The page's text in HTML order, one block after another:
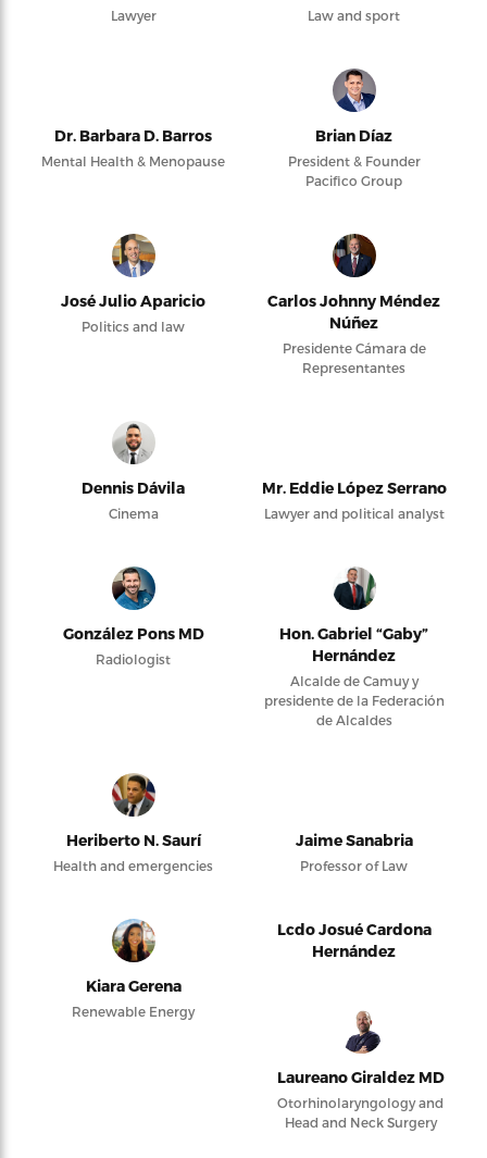
Lawyer Law and sport
Dr. Barbara D. Barros
Mental Health & Menopause
Brian Díaz
President & Founder
Pacifico Group
José Julio Aparicio
Politics and law
Carlos Johnny Méndez
Núñez
Presidente Cámara de
Representantes
Dennis Dávila
Cinema
Mr. Eddie López Serrano
Lawyer and political analyst
González Pons MD
Radiologist
Hon. Gabriel “Gaby”
Hernández
Alcalde de Camuy y
presidente de la Federación
de Alcaldes
Heriberto N. Saurí
Health and emergencies
Jaime Sanabria
Professor of Law
Kiara Gerena
Renewable Energy
Lcdo Josué Cardona
Hernández
Laureano Giraldez MD
Otorhinolaryngology and
Head and Neck Surgery